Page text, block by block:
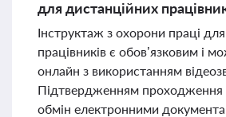
для дистанційних
Інструктаж з охорони праці
працівників є обов’язковим і
онлайн з використанням
Підтвердженням проходження
обмін електронними